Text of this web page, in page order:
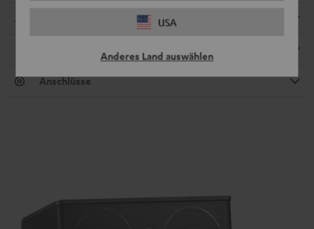
USA
Anderes Land auswählen
Anschlüsse